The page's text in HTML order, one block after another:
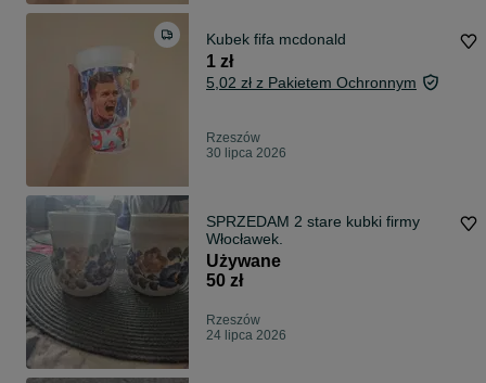
Kubek fifa mcdonald
1 zł
5,02 zł z Pakietem Ochronnym
Rzeszów
30 lipca 2026
SPRZEDAM 2 stare kubki firmy
Włocławek.
Używane
50 zł
Rzeszów
24 lipca 2026